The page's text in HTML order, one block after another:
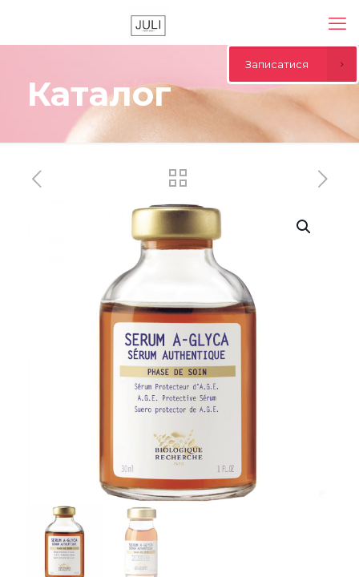
Каталог
Biologique Recherche Serum A-Glyca
Записатися